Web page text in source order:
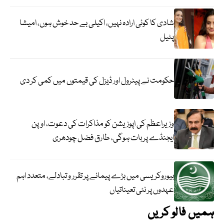
شادی کا کوئی ارادہ نہیں، اکیلی بے حد خوش ہوں، امیشا
پٹیل
حکومت نے پیٹرول اور ڈیزل کی قیمتوں میں کمی کر دی
وزیراعظم کی اپوزیشن کو مذاکرات کی دعوت، اوپن
ایجنڈے پر بات ہوگی، طارق فضل چودھری
بیوروکریسی میں بڑے پیمانے پر تقرر و تبادلے، متعدد اہم
عہدوں پر نئی تعیناتیاں
ہمیں فالو کریں